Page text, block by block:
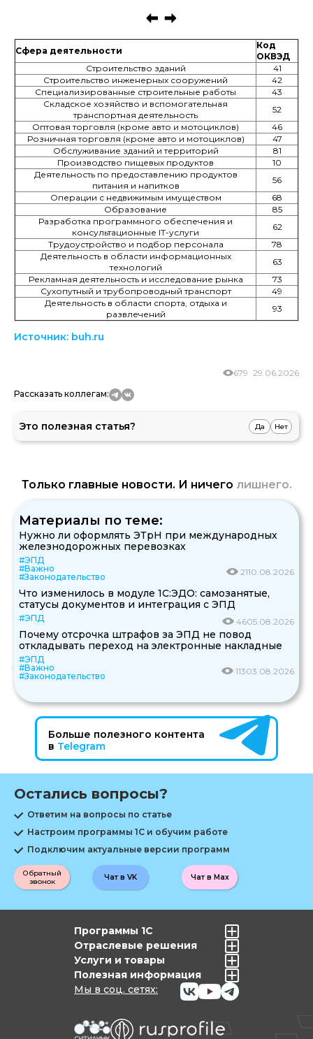
Сфера деятельности
Код
ОКВЭД
Строительство зданий
41
Строительство инженерных сооружений
42
Специализированные строительные работы
43
Складское хозяйство и вспомогательная
транспортная деятельность
52
Оптовая торговля (кроме авто и мотоциклов)
46
Розничная торговля (кроме авто и мотоциклов)
47
Обслуживание зданий и территорий
81
Производство пищевых продуктов
10
Деятельность по предоставлению продуктов
питания и напитков
56
Операции с недвижимым имуществом
68
Образование
85
Разработка программного обеспечения и
консультационные IT-услуги
62
Трудоустройство и подбор персонала
78
Деятельность в области информационных
технологий
63
Рекламная деятельность и исследование рынка
73
Сухопутный и трубопроводный транспорт
49
Деятельность в области спорта, отдыха и
развлечений
93
Источник: buh.ru
29.06.2026
679
Рассказать коллегам:
Это полезная статья? Да Нет
Только главные новости. И ничего лишнего.
Материалы по теме:
Нужно ли оформлять ЭТрН при международных
железнодорожных перевозках
#ЭПД
#Важно
#Законодательство
2110.08.2026
Что изменилось в модуле 1С:ЭДО: самозанятые,
статусы документов и интеграция с ЭПД
#ЭПД 4605.08.2026
Почему отсрочка штрафов за ЭПД не повод
откладывать переход на электронные накладные
#ЭПД
#Важно
#Законодательство
11303.08.2026
Больше полезного контента
в Telegram
Остались вопросы?
Ответим на вопросы по статье
Настроим программы 1С и обучим работе
Подключим актуальные версии программ
Обратный
звонок
Чат в Max
Чат в VK
Мы в соц. сетях:
Программы 1С
Отраслевые решения
Услуги и товары
Полезная информация